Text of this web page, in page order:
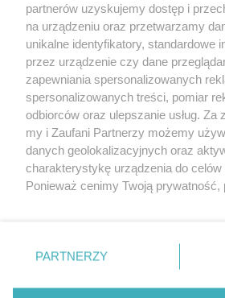
O FIRMIE POLITYKA
REKLAMA WSPÓŁPRACA RSS
Nasze serwisy
Aktualności
Tcz24
Historia miasta
partnerów uzyskujemy dostęp i
na urządzeniu oraz przetwarzamy
unikalne identyfikatory, standardowe
przez urządzenie czy dane
zapewniania spersonalizowanych
spersonalizowanych treści, pomiar
odbiorców oraz ulepszanie usług. Za
my i Zaufani Partnerzy możemy
danych geolokalizacyjnych oraz
charakterystykę urządzenia do celów
Ponieważ cenimy Twoją prywatność,
znajdujący się w lewym dolnym
PARTNERZY